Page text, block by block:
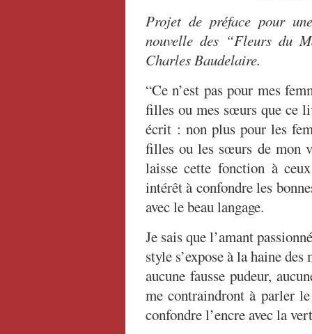
Projet de préface pour
nouvelle des “Fleurs du
Charles Baudelaire.
“Ce n’est pas pour mes
filles ou mes sœurs que ce
écrit : non plus pour les
filles ou les sœurs de mon
laisse cette fonction à
intérêt à confondre les
avec le beau langage.
Je sais que l’amant
style s’expose à la haine
aucune fausse pudeur,
me contraindront à parler
confondre l’encre avec la